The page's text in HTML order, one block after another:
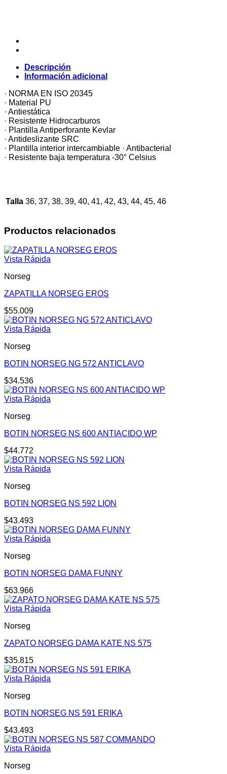
Descripción
Información adicional
· NORMA EN ISO 20345
· Material PU
· Antiestática
· Resistente Hidrocarburos
· Plantilla Antiperforante Kevlar
· Antideslizante SRC
· Plantilla interior intercambiable · Antibacterial
· Resistente baja temperatura -30° Celsius
Talla 36, 37, 38, 39, 40, 41, 42, 43, 44, 45, 46
Productos relacionados
Vista Rápida
Norseg
ZAPATILLA NORSEG EROS
$55.009
Vista Rápida
Norseg
BOTIN NORSEG NG 572 ANTICLAVO
$34.536
Vista Rápida
Norseg
BOTIN NORSEG NS 600 ANTIACIDO WP
$44.772
Vista Rápida
Norseg
BOTIN NORSEG NS 592 LION
$43.493
Vista Rápida
Norseg
BOTIN NORSEG DAMA FUNNY
$63.966
Vista Rápida
Norseg
ZAPATO NORSEG DAMA KATE NS 575
$35.815
Vista Rápida
Norseg
BOTIN NORSEG NS 591 ERIKA
$43.493
Vista Rápida
Norseg